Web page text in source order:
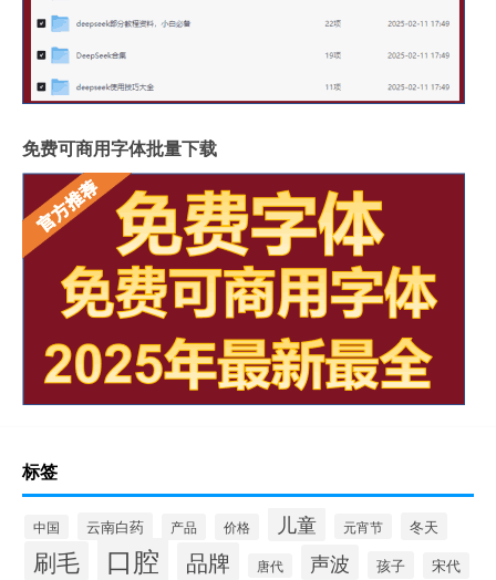
免费可商用字体批量下载
标签
中国 云南白药 产品 价格 儿童 元宵节 冬天
刷毛 口腔 品牌 唐代 声波 孩子 宋代